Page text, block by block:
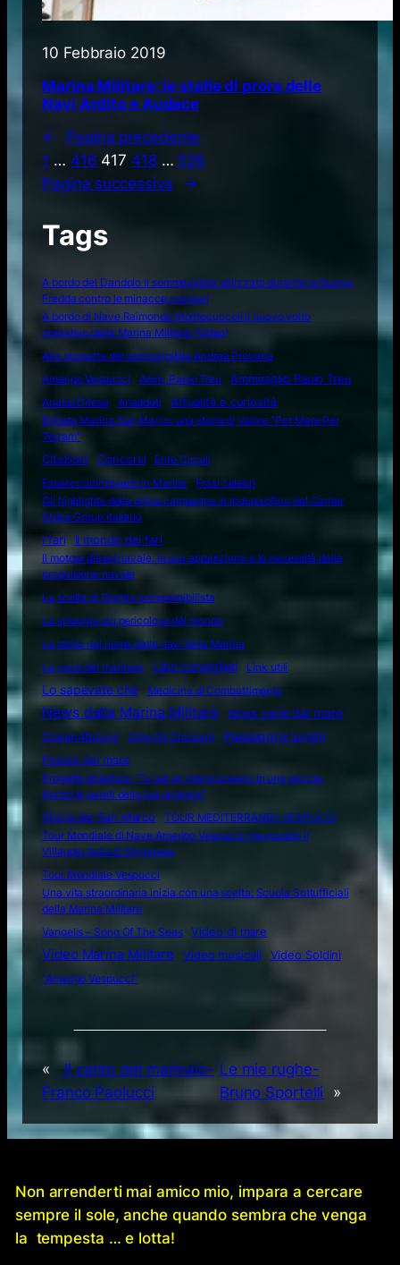
10 Febbraio 2019
Marina Militare: le stelle di prora delle
Navi Ardito e Audace
←
Pagina precedente
1 … 416 417 418 … 526
Pagina successiva
→
Tags
A bordo del Dandolo il sommergibile utilizzato durante la Guerra
Fredda contro le minacce nucleari
A bordo di Nave Raimondo Montecuccoli il nuovo volto
operativo della Marina Militare (Video)
Alla scoperta del sommergibile Andrea Provana
Amerigo Vespucci
Amm. Paolo Treu
Ammiraglio Paolo Treu
Analisi Difesa
Aneddoti Attualità e curiosità
Brigata Marina San Marco: una storia di Valore "Per Mare Per
Terram"
Citazioni
Concorsi
Ente Circoli
Essere commissario in Marina
Frasi celebri
Gli highlights della prima campagna in Indopacifico del Carrier
Strike Group italiano
I fari
Il mondo dei fari
Il motore diesel navale: la sua apparizione e le necessità della
propulsione navale
La scelta di Giorgia sommergibilista
La spiaggia più pericolosa del mondo
La storia nel nome delle navi della Marina
La voce del marinaio
Libri consigliati Link utili
Lo sapevate che Medicina di Combattimento
News dalla Marina Militare
news varie dal mare
Ocean4future
Oltre Gli Orizzonti
Paesaggi e luoghi
Poesie del mare
Progetto didattico: “Tu sei un intero oceano in una goccia.
Rompi le pareti della tua prigione”
Storia del San Marco
TOUR MEDITERRANEO VESPUCCI
Tour Mondiale di Nave Amerigo Vespucci: inaugurato il
Villaggio Italia di Singapore
Tour Mondiale Vespucci
Una vita straordinaria inizia con una scelta: Scuola Sottufficiali
della Marina Militare
Vangelis – Song Of The Seas
Video di mare
Video Marina Militare Video musicali
Video Soldini
“Amerigo Vespucci”
«
Il canto del marinaio-
Franco Paolucci
Le mie rughe-
Bruno Sportelli
»
Non arrenderti mai amico mio, impara a cercare
sempre il sole, anche quando sembra che venga
la tempesta … e lotta!